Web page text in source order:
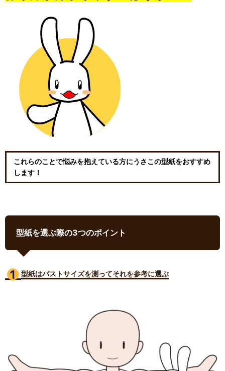
これらのことで悩みを抱えている方にうさこの型紙をおすすめ
します！
型紙を選ぶ際の3つのポイント
型紙はバストサイズを測ってそれを参考に選ぶ